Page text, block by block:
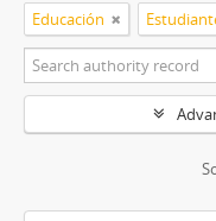
Educación